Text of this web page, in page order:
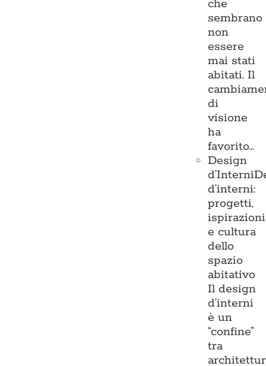
che
sembrano
non
essere
mai stati
abitati. Il
di
visione
ha
favorito…
Design
d’Interni
d’interni:
progetti,
ispirazioni
e cultura
dello
spazio
abitativo
Il design
d’interni
è un
“confine”
tra